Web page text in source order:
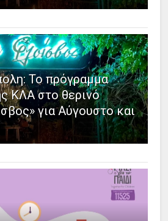
Το πρόγραμμα
ΚΛΑ στο θερινό
για Αύγουστο και